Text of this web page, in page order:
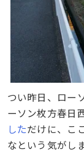
つい昨日、ロー
ーソン枚方春日
しただけに、こ
なという気がし